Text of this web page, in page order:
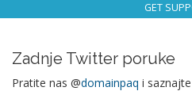
GET
Zadnje Twitter poruke
Pratite nas @domainpaq i